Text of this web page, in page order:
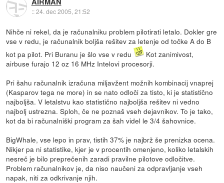
::24. dec 2005, 21:52
Nihče ni rekel, da je računalniku problem pilotirati letalo. Dokler gre
vse v redu, je računalnik boljša rešitev za letenje od točke A do B
kot pa pilot. Pri Buranu je šlo vse v redu
Kot zanimivost,
airbuse furajo 12 oz 16 MHz Intelovi procesorji.
Pri šahu računalnik izračuna miljavžent možnih kombinacij vnaprej
(Kasparov tega ne more) in se nato odloči za tisto, ki je statistično
najboljša. V letalstvu kao statistično najboljša rešitev ni vedno
najbolj ustrezna. Sploh, če ne poznaš vseh dejavnikov. To je tako,
kot da bi računalniški program za šah videl le 3/4 šahovnice.
BigWhale, vse lepo in prav, tistih 37% je najbrž še prenizka ocena.
Nikjer pa ni statistike, kjer je v procentih omenjeno, koliko letalskih
nesreč je bilo preprečenih zaradi pravilne pilotove odločitve.
Problem računalnikov je, da niso naučeni za odpravljanje vseh
napak, niti za odkrivanje njih.